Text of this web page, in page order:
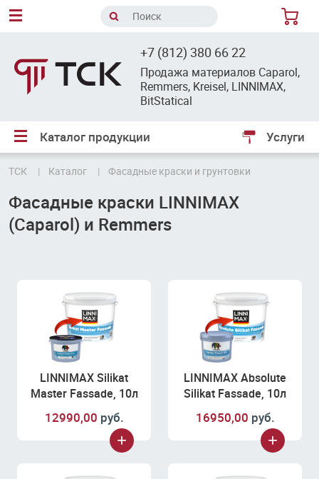
+7 (812) 380 66 22
Продажа материалов Caparol,
Remmers, Kreisel, LINNIMAX,
BitStatical
Каталог продукции Услуги
ТСК Каталог Фасадные краски и грунтовки
Фасадные краски LINNIMAX
(Caparol) и Remmers
LINNIMAX Silikat
Master Fassade, 10л
12990,00 руб.
LINNIMAX Absolute
Silikat Fassade, 10л
16950,00 руб.